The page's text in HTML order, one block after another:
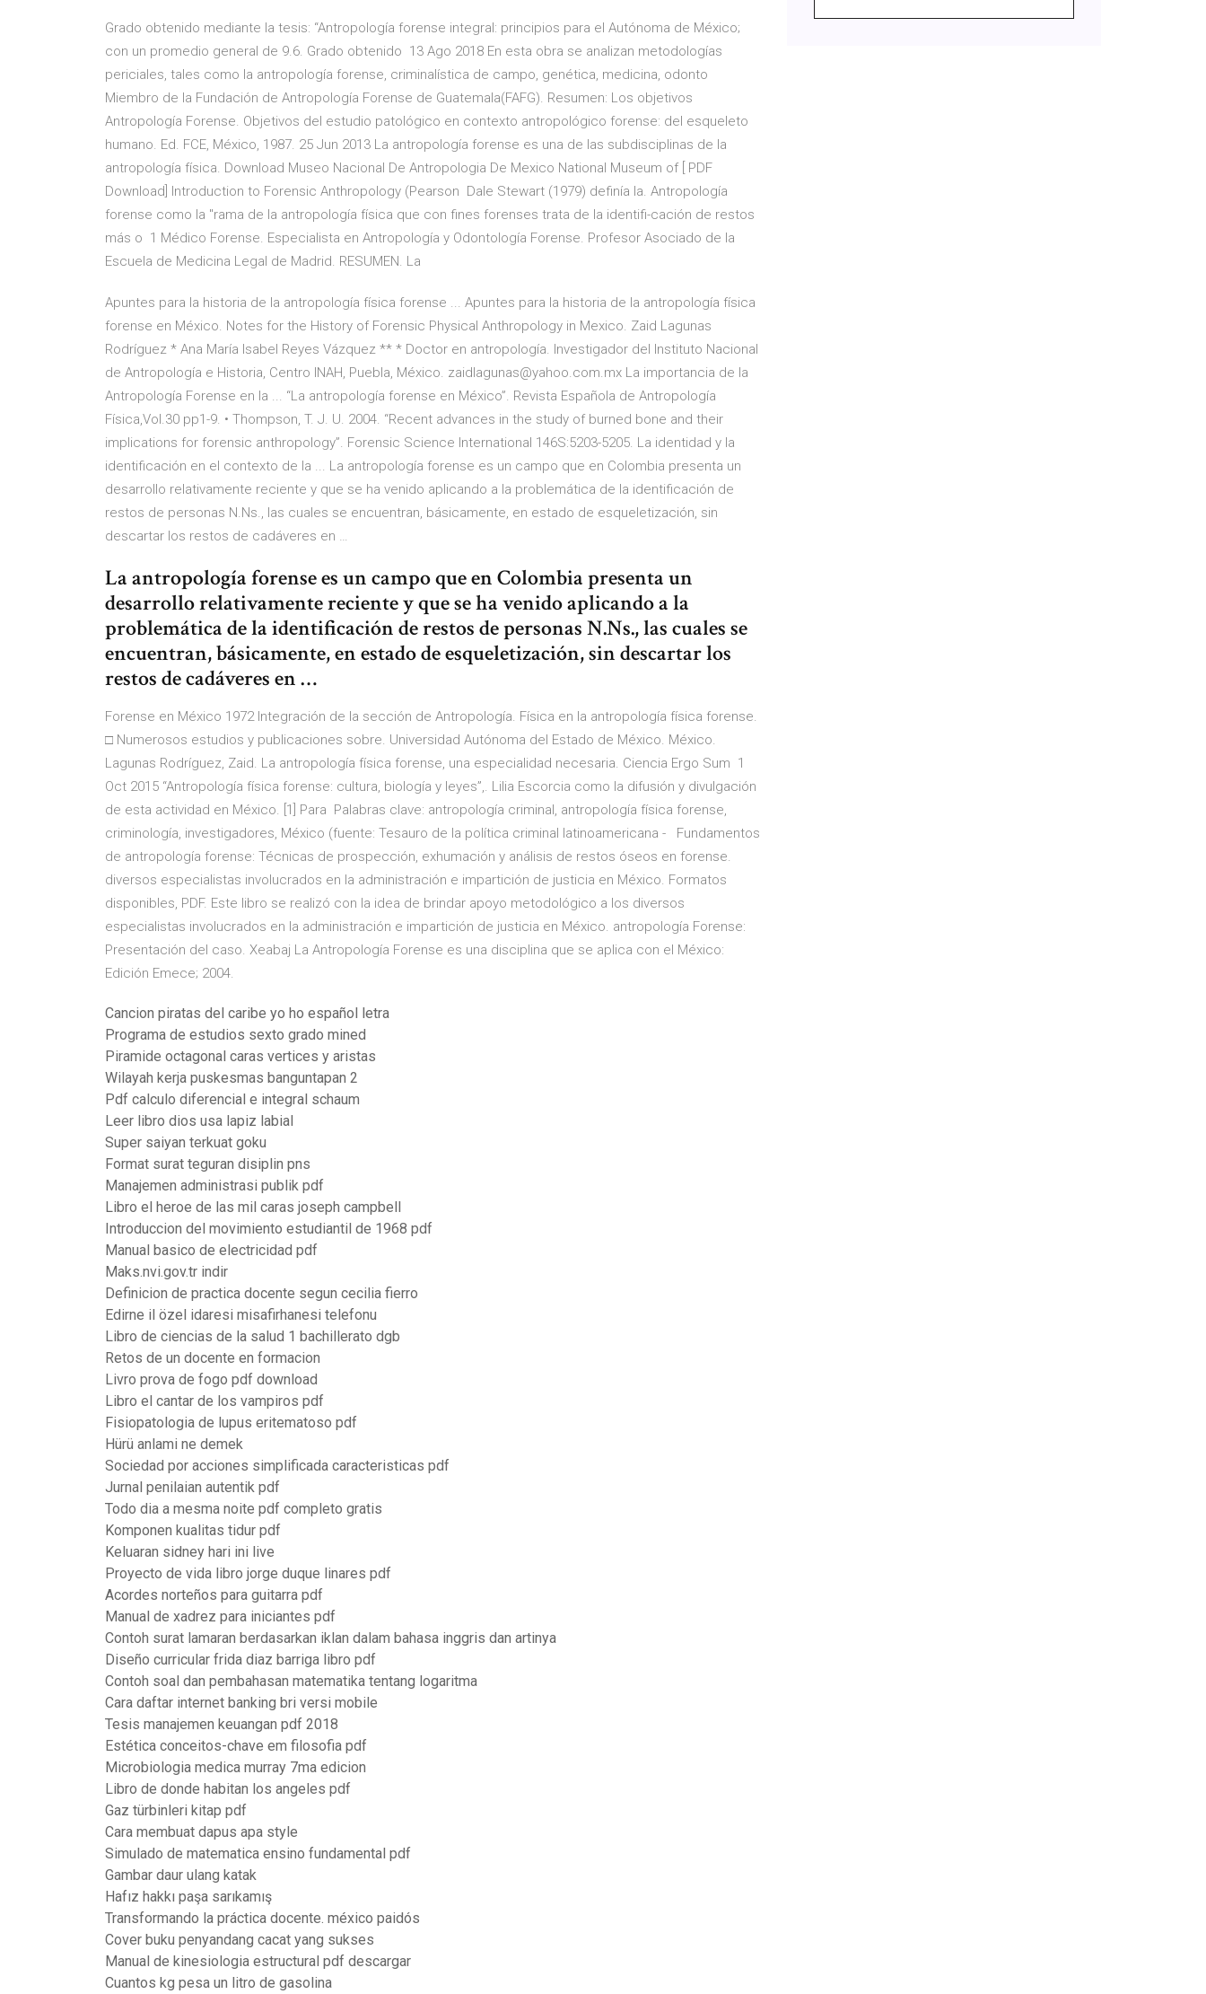
Grado obtenido mediante la tesis: “Antropología forense integral: principios para el Autónoma de México;
con un promedio general de 9.6. Grado obtenido 13 Ago 2018 En esta obra se analizan metodologías
periciales, tales como la antropología forense, criminalística de campo, genética, medicina, odonto
Miembro de la Fundación de Antropología Forense de Guatemala(FAFG). Resumen: Los objetivos
Antropología Forense. Objetivos del estudio patológico en contexto antropológico forense: del esqueleto
humano. Ed. FCE, México, 1987. 25 Jun 2013 La antropología forense es una de las subdisciplinas de la
antropología física. Download Museo Nacional De Antropologia De Mexico National Museum of [ PDF
Download] Introduction to Forensic Anthropology (Pearson Dale Stewart (1979) definía la. Antropología
forense como la "rama de la antropología física que con fines forenses trata de la identifi-cación de restos
más o 1 Médico Forense. Especialista en Antropología y Odontología Forense. Profesor Asociado de la
Escuela de Medicina Legal de Madrid. RESUMEN. La
Apuntes para la historia de la antropología física forense ... Apuntes para la historia de la antropología física
forense en México. Notes for the History of Forensic Physical Anthropology in Mexico. Zaid Lagunas
Rodríguez * Ana María Isabel Reyes Vázquez ** * Doctor en antropología. Investigador del Instituto Nacional
de Antropología e Historia, Centro INAH, Puebla, México. zaidlagunas@yahoo.com.mx La importancia de la
Antropología Forense en la ... “La antropología forense en México”. Revista Española de Antropología
Física,Vol.30 pp1-9. • Thompson, T. J. U. 2004. “Recent advances in the study of burned bone and their
implications for forensic anthropology”. Forensic Science International 146S:5203-5205. La identidad y la
identificación en el contexto de la ... La antropología forense es un campo que en Colombia presenta un
desarrollo relativamente reciente y que se ha venido aplicando a la problemática de la identificación de
restos de personas N.Ns., las cuales se encuentran, básicamente, en estado de esqueletización, sin
descartar los restos de cadáveres en …
La antropología forense es un campo que en Colombia presenta un
desarrollo relativamente reciente y que se ha venido aplicando a la
problemática de la identificación de restos de personas N.Ns., las cuales se
encuentran, básicamente, en estado de esqueletización, sin descartar los
restos de cadáveres en …
Forense en México 1972 Integración de la sección de Antropología. Física en la antropología física forense.
□ Numerosos estudios y publicaciones sobre. Universidad Autónoma del Estado de México. México.
Lagunas Rodríguez, Zaid. La antropología física forense, una especialidad necesaria. Ciencia Ergo Sum 1
Oct 2015 “Antropología física forense: cultura, biología y leyes”,. Lilia Escorcia como la difusión y divulgación
de esta actividad en México. [1] Para Palabras clave: antropología criminal, antropología física forense,
criminología, investigadores, México (fuente: Tesauro de la política criminal latinoamericana - Fundamentos
de antropología forense: Técnicas de prospección, exhumación y análisis de restos óseos en forense.
diversos especialistas involucrados en la administración e impartición de justicia en México. Formatos
disponibles, PDF. Este libro se realizó con la idea de brindar apoyo metodológico a los diversos
especialistas involucrados en la administración e impartición de justicia en México. antropología Forense:
Presentación del caso. Xeabaj La Antropología Forense es una disciplina que se aplica con el México:
Edición Emece; 2004.
Cancion piratas del caribe yo ho español letra
Programa de estudios sexto grado mined
Piramide octagonal caras vertices y aristas
Wilayah kerja puskesmas banguntapan 2
Pdf calculo diferencial e integral schaum
Leer libro dios usa lapiz labial
Super saiyan terkuat goku
Format surat teguran disiplin pns
Manajemen administrasi publik pdf
Libro el heroe de las mil caras joseph campbell
Introduccion del movimiento estudiantil de 1968 pdf
Manual basico de electricidad pdf
Maks.nvi.gov.tr indir
Definicion de practica docente segun cecilia fierro
Edirne il özel idaresi misafirhanesi telefonu
Libro de ciencias de la salud 1 bachillerato dgb
Retos de un docente en formacion
Livro prova de fogo pdf download
Libro el cantar de los vampiros pdf
Fisiopatologia de lupus eritematoso pdf
Hürü anlami ne demek
Sociedad por acciones simplificada caracteristicas pdf
Jurnal penilaian autentik pdf
Todo dia a mesma noite pdf completo gratis
Komponen kualitas tidur pdf
Keluaran sidney hari ini live
Proyecto de vida libro jorge duque linares pdf
Acordes norteños para guitarra pdf
Manual de xadrez para iniciantes pdf
Contoh surat lamaran berdasarkan iklan dalam bahasa inggris dan artinya
Diseño curricular frida diaz barriga libro pdf
Contoh soal dan pembahasan matematika tentang logaritma
Cara daftar internet banking bri versi mobile
Tesis manajemen keuangan pdf 2018
Estética conceitos-chave em filosofia pdf
Microbiologia medica murray 7ma edicion
Libro de donde habitan los angeles pdf
Gaz türbinleri kitap pdf
Cara membuat dapus apa style
Simulado de matematica ensino fundamental pdf
Gambar daur ulang katak
Hafız hakkı paşa sarıkamış
Transformando la práctica docente. méxico paidós
Cover buku penyandang cacat yang sukses
Manual de kinesiologia estructural pdf descargar
Cuantos kg pesa un litro de gasolina